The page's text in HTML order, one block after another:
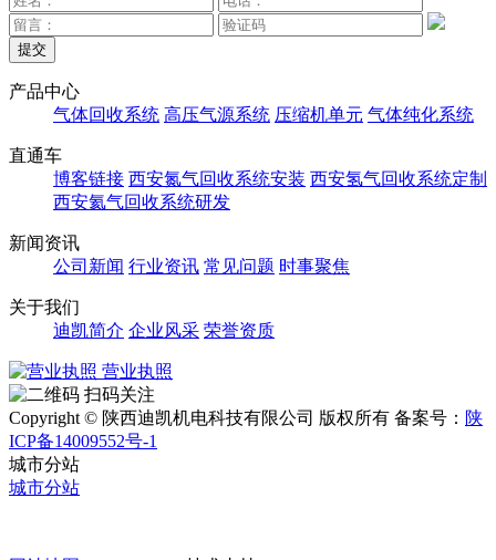
提交
产品中心
气体回收系统 高压气源系统 压缩机单元 气体纯化系统
直通车
博客链接 西安氮气回收系统安装 西安氢气回收系统定制
西安氦气回收系统研发
新闻资讯
公司新闻 行业资讯 常见问题 时事聚焦
关于我们
迪凯简介 企业风采 荣誉资质
营业执照
扫码关注
Copyright © 陕西迪凯机电科技有限公司 版权所有 备案号： 陕
ICP备14009552号-1
城市分站
城市分站